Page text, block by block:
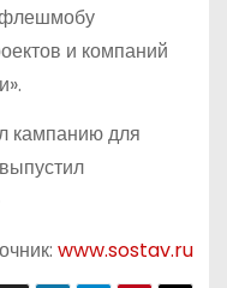
флешмобу
и компаний
кампанию для
www.sostav.ru